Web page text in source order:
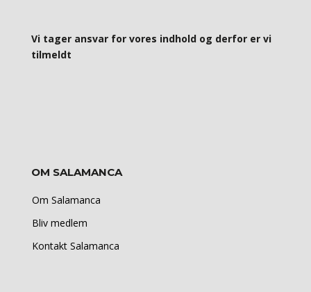
Vi tager ansvar for vores indhold og derfor er vi
tilmeldt
OM SALAMANCA
Om Salamanca
Bliv medlem
Kontakt Salamanca